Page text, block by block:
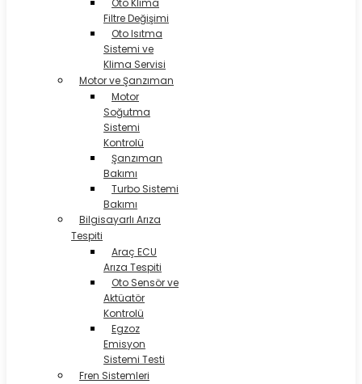
Oto Klima
Filtre Değişimi
Oto Isıtma
Sistemi ve
Klima Servisi
Motor ve Şanzıman
Motor
Soğutma
Sistemi
Kontrolü
Şanzıman
Bakımı
Turbo Sistemi
Bakımı
Bilgisayarlı Arıza
Tespiti
Araç ECU
Arıza Tespiti
Oto Sensör ve
Aktüatör
Kontrolü
Egzoz
Emisyon
Sistemi Testi
Fren Sistemleri